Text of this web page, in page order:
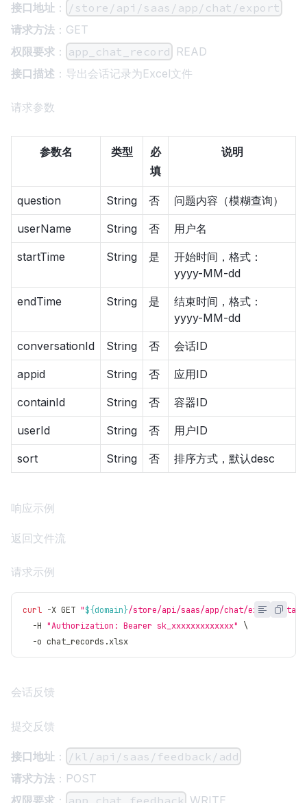
接口地址 ：
/store/api/saas/app/chat/export
请求方法 ：GET
权限要求 ： app_chat_record READ
接口描述 ：导出会话记录为Excel文件
请求参数
参数名 类型
必
填
说明
question String 否 问题内容（模糊查询）
userName String 否 用户名
startTime String 是
开始时间，格式：
yyyy-MM-dd
endTime String 是
结束时间，格式：
yyyy-MM-dd
conversationId String 否 会话ID
appid String 否 应用ID
containId String 否 容器ID
userId String 否 用户ID
sort String 否 排序方式，默认desc
响应示例
返回文件流
请求示例
curl -X GET "${domain}/store/api/saas/app/chat/
  -H
"Authorization: Bearer sk_xxxxxxxxxxxxx"
\
  -o chat_records.xlsx
会话反馈
提交反馈
接口地址 ：
/kl/api/saas/feedback/add
请求方法 ：POST
权限要求 ： app_chat_feedback WRITE